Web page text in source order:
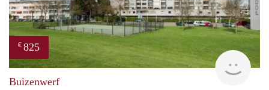
€ 825
Buizenwerf